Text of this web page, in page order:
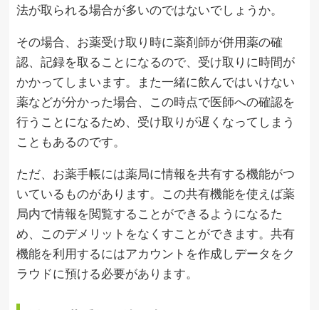
法が取られる場合が多いのではないでしょうか。
その場合、お薬受け取り時に薬剤師が併用薬の確
認、記録を取ることになるので、受け取りに時間が
かかってしまいます。また一緒に飲んではいけない
薬などが分かった場合、この時点で医師への確認を
行うことになるため、受け取りが遅くなってしまう
こともあるのです。
ただ、お薬手帳には薬局に情報を共有する機能がつ
いているものがあります。この共有機能を使えば薬
局内で情報を閲覧することができるようになるた
め、このデメリットをなくすことができます。共有
機能を利用するにはアカウントを作成しデータをク
ラウドに預ける必要があります。